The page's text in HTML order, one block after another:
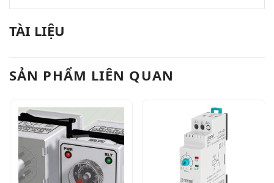
TÀI LIỆU
SẢN PHẨM LIÊN QUAN